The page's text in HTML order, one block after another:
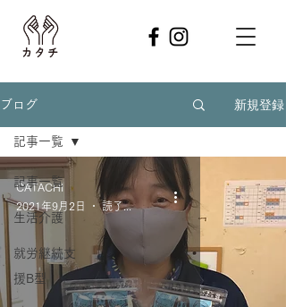
ブログ 新規登録
記事一覧
生活介護
就労継続支
援B型
記事一覧
CATACHI
2021年9月2日
読了時間: 3分